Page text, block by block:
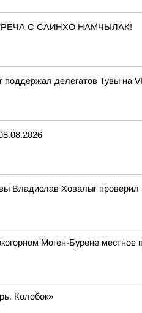
С САИНХО НАМЧЫЛАК!
делегатов Тувы на
Владислав Ховалыг
Моген-Бурене местное
Колобок»